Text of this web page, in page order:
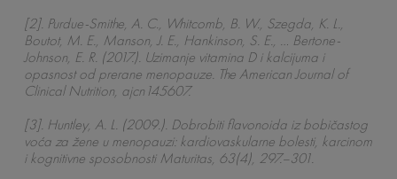
[2]. Purdue-Smithe, A. C., Whitcomb, B. W., Szegda, K. L.,
Boutot, M. E., Manson, J. E., Hankinson, S. E., … Bertone-
Johnson, E. R. (2017.). Uzimanje vitamina D i kalcijuma i
opasnost od prerane menopauze. The American Journal of
Clinical Nutrition, ajcn145607.
[3]. Huntley, A. L. (2009.). Dobrobiti flavonoida iz bobičastog
voća za žene u menopauzi: kardiovaskularne bolesti, karcinom
i kognitivne sposobnosti Maturitas, 63(4), 297.–301.